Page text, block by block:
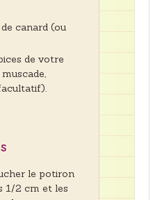
canard (ou
de votre
le potiron
1/2 cm et les